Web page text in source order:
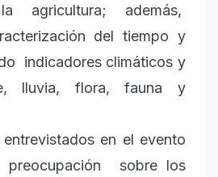
agricultura; además,
del tiempo y
indicadores climáticos y
lluvia, flora, fauna y
en el evento
preocupación sobre los